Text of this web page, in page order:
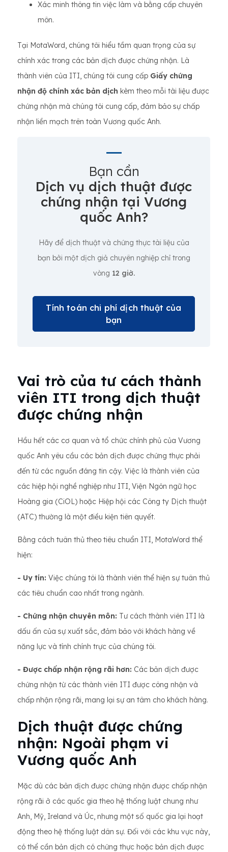
Xác minh thông tin việc làm và bằng cấp chuyên
môn.
Tại MotaWord, chúng tôi hiểu tầm quan trọng của sự
chính xác trong các bản dịch được chứng nhận. Là
thành viên của ITI, chúng tôi cung cấp Giấy chứng
nhận độ chính xác bản dịch kèm theo mỗi tài liệu được
chứng nhận mà chúng tôi cung cấp, đảm bảo sự chấp
nhận liền mạch trên toàn Vương quốc Anh.
Bạn cần
Dịch vụ dịch thuật được
chứng nhận tại Vương
quốc Anh?
Hãy để dịch thuật và chứng thực tài liệu của
bạn bởi một dịch giả chuyên nghiệp chỉ trong
vòng 12 giờ.
Tính toán chi phí dịch thuật của
bạn
Vai trò của tư cách thành
viên ITI trong dịch thuật
được chứng nhận
Hầu hết các cơ quan và tổ chức chính phủ của Vương
quốc Anh yêu cầu các bản dịch được chứng thực phải
đến từ các nguồn đáng tin cậy. Việc là thành viên của
các hiệp hội nghề nghiệp như ITI, Viện Ngôn ngữ học
Hoàng gia (CiOL) hoặc Hiệp hội các Công ty Dịch thuật
(ATC) thường là một điều kiện tiên quyết.
Bằng cách tuân thủ theo tiêu chuẩn ITI, MotaWord thể
hiện:
- Uy tín: Việc chúng tôi là thành viên thể hiện sự tuân thủ
các tiêu chuẩn cao nhất trong ngành.
- Chứng nhận chuyên môn: Tư cách thành viên ITI là
dấu ấn của sự xuất sắc, đảm bảo với khách hàng về
năng lực và tính chính trực của chúng tôi.
- Được chấp nhận rộng rãi hơn: Các bản dịch được
chứng nhận từ các thành viên ITI được công nhận và
chấp nhận rộng rãi, mang lại sự an tâm cho khách hàng.
Dịch thuật được chứng
nhận: Ngoài phạm vi
Vương quốc Anh
Mặc dù các bản dịch được chứng nhận được chấp nhận
rộng rãi ở các quốc gia theo hệ thống luật chung như
Anh, Mỹ, Ireland và Úc, nhưng một số quốc gia lại hoạt
động theo hệ thống luật dân sự. Đối với các khu vực này,
có thể cần bản dịch có chứng thực hoặc bản dịch được